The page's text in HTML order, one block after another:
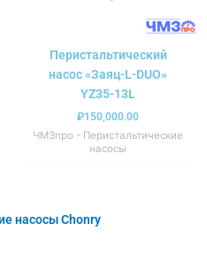
Перистальтический
насос «Заяц-L-DUO»
YZ35-13L
₽150,000.00
ЧМЗпро - Перистальтические
насосы
насосы Chonry